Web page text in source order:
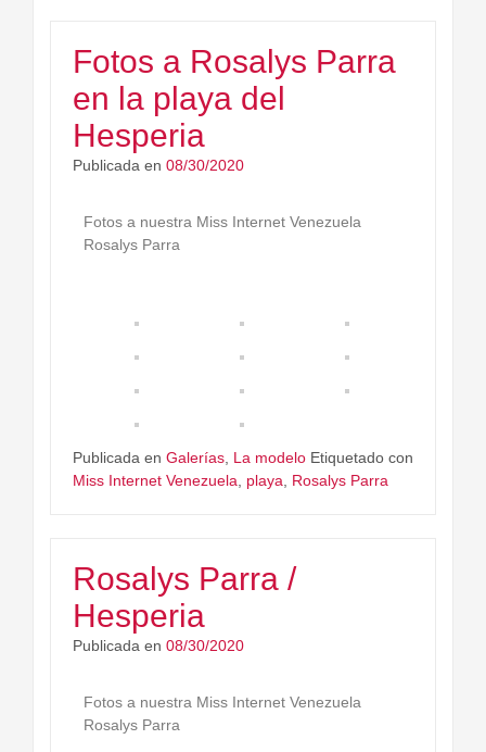
Fotos a Rosalys Parra
en la playa del
Hesperia
Publicada en 08/30/2020
Fotos a nuestra Miss Internet Venezuela
Rosalys Parra
Publicada en Galerías La modelo Etiquetado con
Miss Internet Venezuela
playa Rosalys Parra
Rosalys Parra /
Hesperia
Publicada en 08/30/2020
Fotos a nuestra Miss Internet Venezuela
Rosalys Parra